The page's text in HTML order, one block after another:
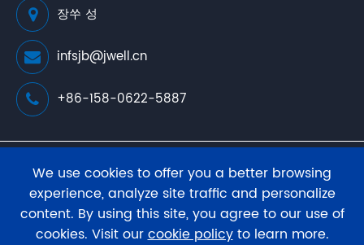
장쑤 성
infsjb@jwell.cn
+86-158-0622-5887
저작권 소유(JWELL Extrusion Machinery Co., Ltd.판
권 소유.
사이트 맵 프라이버시 정책
We use cookies to offer you a better browsing
experience, analyze site traffic and personalize
content. By using this site, you agree to our use of
cookies. Visit ourcookie policyto learn more.